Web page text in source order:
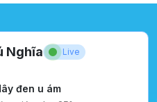
Nghĩa Live
đen u ám